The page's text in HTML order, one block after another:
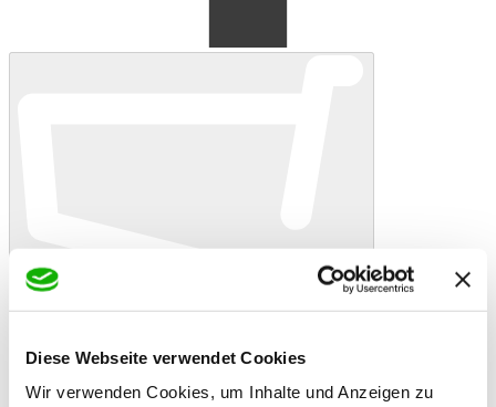
Diese Webseite verwendet Cookies
Wir verwenden Cookies, um Inhalte und Anzeigen zu